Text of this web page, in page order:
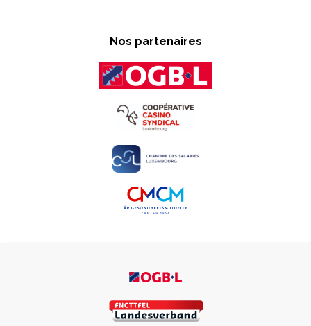
Nos partenaires